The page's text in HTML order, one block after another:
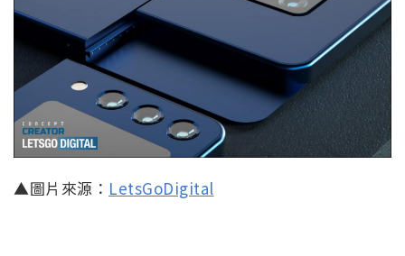
▲圖片來源： LetsGoDigital